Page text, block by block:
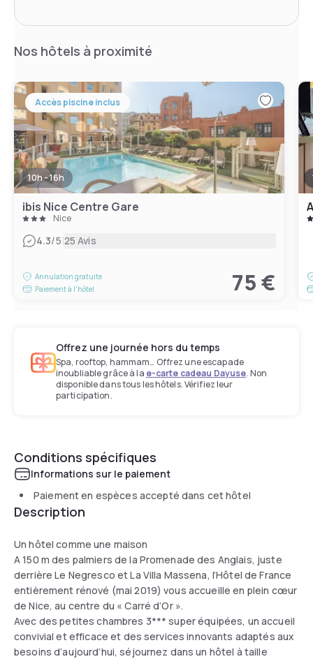
Nos hôtels à proximité
Accès piscine inclus
10h - 16h
ibis Nice Centre Gare
Nice
4.3/5|25 Avis
Annulation gratuite
Paiement à l'hôtel
75 €
Offrez une journée hors du temps
Spa, rooftop, hammam… Offrez une escapade
inoubliable grâce à la e-carte cadeau Dayuse. Non
disponible dans tous les hôtels. Vérifiez leur
participation.
Conditions spécifiques
Informations sur le paiement
Paiement en espèces accepté dans cet hôtel
Description
Un hôtel comme une maison
A 150 m des palmiers de la Promenade des Anglais, juste
derrière Le Negresco et La Villa Massena, l’Hôtel de France
entièrement rénové (mai 2019) vous accueille en plein cœur
de Nice, au centre du « Carré d’Or ».
Avec des petites chambres 3*** super équipées, un accueil
convivial et efficace et des services innovants adaptés aux
besoins d’aujourd’hui, séjournez dans un hôtel à taille